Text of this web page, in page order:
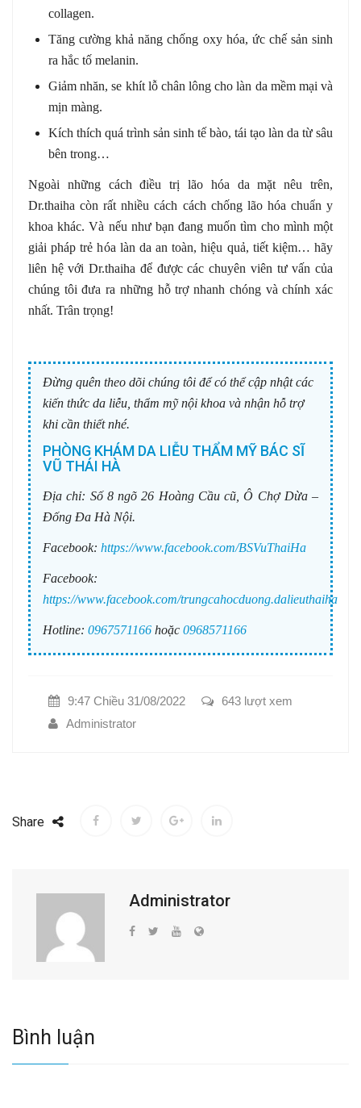
collagen.
Tăng cường khả năng chống oxy hóa, ức chế sản sinh
ra hắc tố melanin.
Giảm nhăn, se khít lỗ chân lông cho làn da mềm mại và
mịn màng.
Kích thích quá trình sản sinh tế bào, tái tạo làn da từ sâu
bên trong…
Ngoài những cách điều trị lão hóa da mặt nêu trên,
Dr.thaiha còn rất nhiều cách cách chống lão hóa chuẩn y
khoa khác. Và nếu như bạn đang muốn tìm cho mình một
giải pháp trẻ hóa làn da an toàn, hiệu quả, tiết kiệm… hãy
liên hệ với Dr.thaiha để được các chuyên viên tư vấn của
chúng tôi đưa ra những hỗ trợ nhanh chóng và chính xác
nhất. Trân trọng!
Đừng quên theo dõi chúng tôi để có thể cập nhật các
kiến thức da liễu, thẩm mỹ nội khoa và nhận hỗ trợ
khi cần thiết nhé.
PHÒNG KHÁM DA LIỄU THẨM MỸ BÁC SĨ
VŨ THÁI HÀ
Địa chỉ: Số 8 ngõ 26 Hoàng Cầu cũ, Ô Chợ Dừa –
Đống Đa Hà Nội.
Facebook: https://www.facebook.com/BSVuThaiHa
Facebook:
https://www.facebook.com/trungcahocduong.dalieuthaiha
Hotline: 0967571166 hoặc 0968571166
9:47 Chiều 31/08/2022
643 lượt xem
Administrator
Share
Administrator
Bình luận